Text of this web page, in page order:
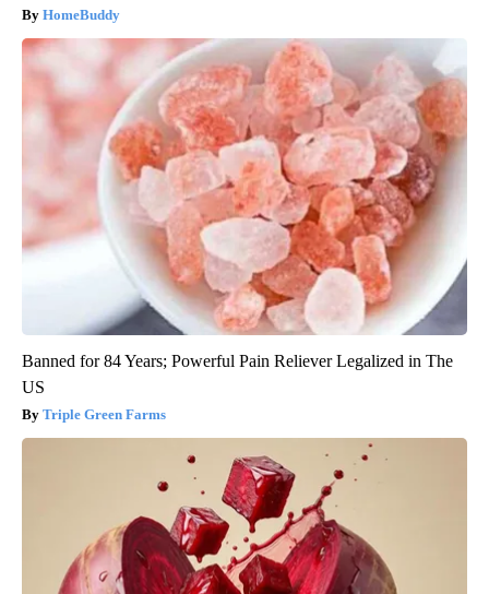
HomeBuddy
Banned for 84 Years; Powerful Pain Reliever Legalized in The
US
Triple Green Farms